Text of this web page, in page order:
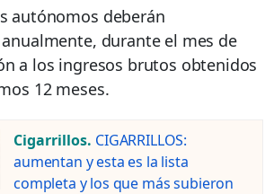
autónomos deberán
durante el mes de
a los ingresos brutos obtenidos
12 meses.
Cigarrillos. CIGARRILLOS:
aumentan y esta es la lista
completa y los que más subieron